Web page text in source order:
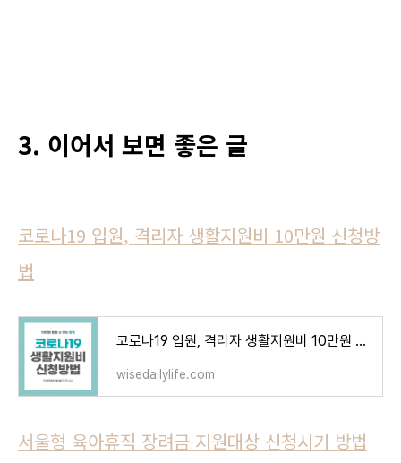
3. 이어서 보면 좋은 글
코로나19 입원, 격리자 생활지원비 10만원 신청방
법
코로나19 입원, 격리자 생활지원비 10만원 신청방법
wisedailylife.com
서울형 육아휴직 장려금 지원대상 신청시기 방법